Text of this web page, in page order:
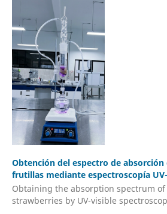
Obtención del espectro de
frutillas mediante espectroscopía
Obtaining the absorption spectrum
strawberries by UV-visible